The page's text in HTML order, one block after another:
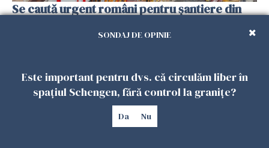
Se caută urgent români pentru șantiere din
SONDAJ DE OPINIE
Este important pentru dvs. că circulăm liber în
spațiul Schengen, fără control la granițe?
Da Nu